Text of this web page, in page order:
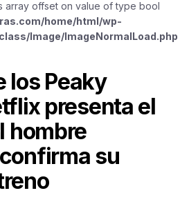
array offset on value of type bool
home/html/wp-
Image/ImageNormalLoad.php
los Peaky
presenta el
hombre
su